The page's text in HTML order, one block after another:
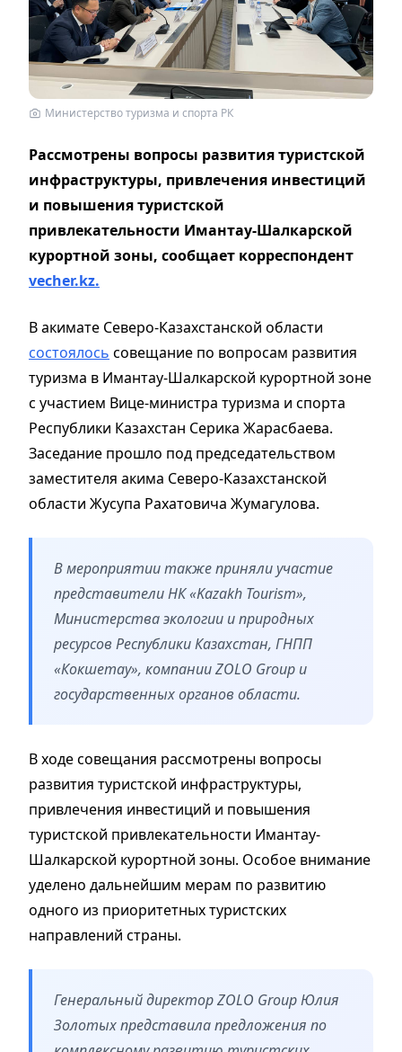
Министерство туризма и спорта РК
Рассмотрены вопросы развития туристской
инфраструктуры, привлечения инвестиций
и повышения туристской
привлекательности Имантау-Шалкарской
курортной зоны, сообщает корреспондент
vecher.kz.
В акимате Северо-Казахстанской области
состоялось совещание по вопросам развития
туризма в Имантау-Шалкарской курортной зоне
с участием Вице-министра туризма и спорта
Республики Казахстан Серика Жарасбаева.
Заседание прошло под председательством
заместителя акима Северо-Казахстанской
области Жусупа Рахатовича Жумагулова.
В мероприятии также приняли участие
представители НК «Kazakh Tourism»,
Министерства экологии и природных
ресурсов Республики Казахстан, ГНПП
«Кокшетау», компании ZOLO Group и
государственных органов области.
В ходе совещания рассмотрены вопросы
развития туристской инфраструктуры,
привлечения инвестиций и повышения
туристской привлекательности Имантау-
Шалкарской курортной зоны. Особое внимание
уделено дальнейшим мерам по развитию
одного из приоритетных туристских
направлений страны.
Генеральный директор ZOLO Group Юлия
Золотых представила предложения по